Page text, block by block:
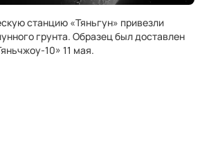
станцию «Тяньгун» привезли
грунта. Образец был доставлен
10» 11 мая.